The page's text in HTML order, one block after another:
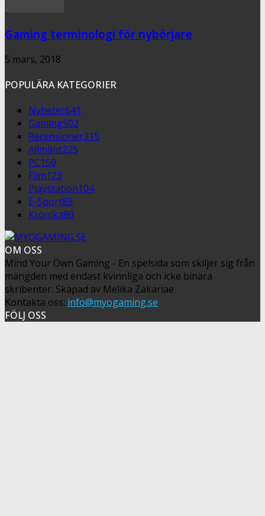
Gaming terminologi för nybörjare
5 mars, 2018
POPULÄRA KATEGORIER
Nyheter641
Gaming502
Recensioner315
Allmänt225
PC150
Film123
Playstation104
E-Sport89
Krönika80
OM OSS
Mind Your Own Gaming - En spelsida som skiljer sig från
mängden med endast kvinnliga och icke binära
skribenter. Skapad av Melika Zakariae
Kontakta oss: info@myogaming.se
FÖLJ OSS